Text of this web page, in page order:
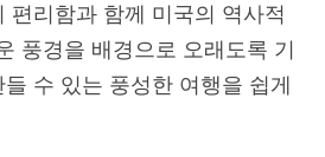
편리함과 함께 미국의 역사적
풍경을 배경으로 오래도록 기
수 있는 풍성한 여행을 쉽게